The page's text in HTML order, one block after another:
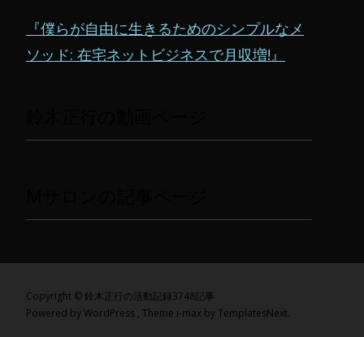
『僕らが自由に生きるためのシンプルなメ
ソッド: 在宅ネットビジネスで月収増!』
Copyright © 鈴木正行の活動記録3748記事
Powered by WordPress , Theme i-max by TemplatesNext.